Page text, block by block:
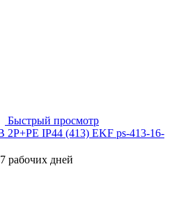
Быстрый просмотр
2P+РЕ IP44 (413) EKF ps-413-16-
рабочих дней